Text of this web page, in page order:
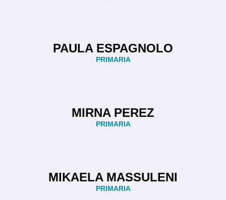
PAULA ESPAGNOLO
PRIMARIA
MIRNA PEREZ
PRIMARIA
MIKAELA MASSULENI
PRIMARIA